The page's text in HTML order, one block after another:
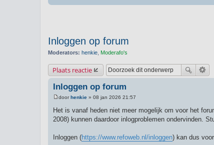
Inloggen op forum
Moderators: henkie Moderafo's
Plaats reactie
Inloggen op forum
r
i
doorhenkie » 08 jan 2026 21:57
Het is vanaf heden niet meer mogelijk om voor het
2008) kunnen daardoor inlogproblemen ondervinden.
Inloggen (https://www.refoweb.nl/inloggen) kan dus